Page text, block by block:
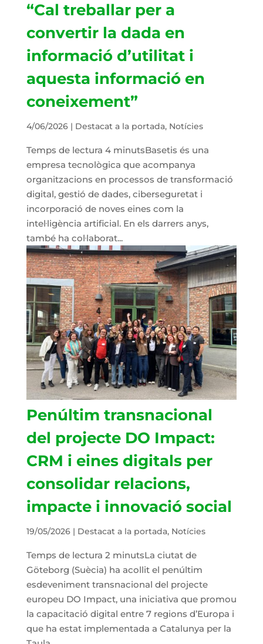
“Cal treballar per a
convertir la dada en
informació d’utilitat i
aquesta informació en
coneixement”
4/06/2026| Destacat a la portada, Notícies
Temps de lectura 4 minutsBasetis és una
empresa tecnològica que acompanya
organitzacions en processos de transformació
digital, gestió de dades, ciberseguretat i
incorporació de noves eines com la
intel·ligència artificial. En els darrers anys,
també ha col·laborat...
Penúltim transnacional
del projecte DO Impact:
CRM i eines digitals per
consolidar relacions,
impacte i innovació social
19/05/2026| Destacat a la portada, Notícies
Temps de lectura 2 minutsLa ciutat de
Göteborg (Suècia) ha acollit el penúltim
esdeveniment transnacional del projecte
europeu DO Impact, una iniciativa que promou
la capacitació digital entre 7 regions d’Europa i
que ha estat implementada a Catalunya per la